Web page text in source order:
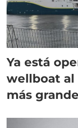
Ya está
wellboat al
más